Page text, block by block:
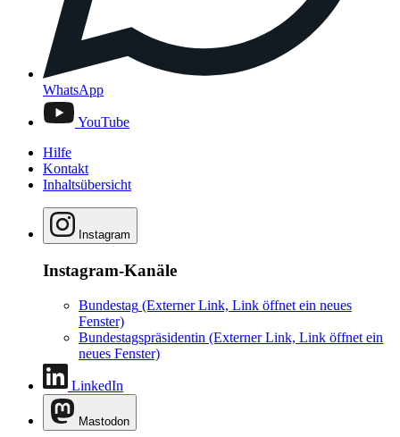
WhatsApp
YouTube
Hilfe
Kontakt
Inhaltsübersicht
Instagram
Instagram-Kanäle
Bundestag (Externer Link, Link öffnet ein neues
Fenster)
Bundestagspräsidentin (Externer Link, Link öffnet ein
neues Fenster)
LinkedIn
Mastodon